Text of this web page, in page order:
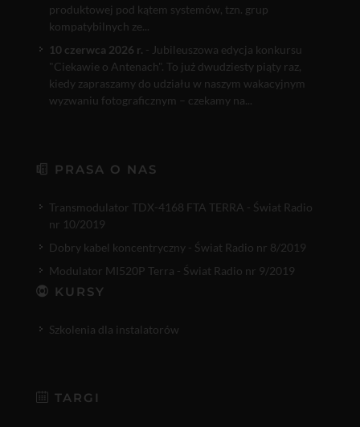
produktowej pod kątem systemów, tzn. grup
kompatybilnych ze...
10 czerwca 2026 r. - Jubileuszowa edycja konkursu
"Ciekawie o Antenach". To już dwudziesty piąty raz,
kiedy zapraszamy do udziału w naszym wakacyjnym
wyzwaniu fotograficznym – czekamy na...
PRASA O NAS
Transmodulator TDX-4168 FTA TERRA - Świat Radio
nr 10/2019
Dobry kabel koncentryczny - Świat Radio nr 8/2019
Modulator MI520P Terra - Świat Radio nr 9/2019
KURSY
Szkolenia dla instalatorów
TARGI